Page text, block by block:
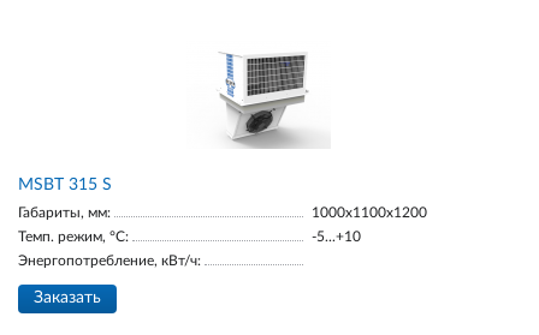
MSBT 315 S
Габариты, мм:
1000х1100х1200
Темп. режим, °С:
-5...+10
Энергопотребление, кВт/ч:
Заказать